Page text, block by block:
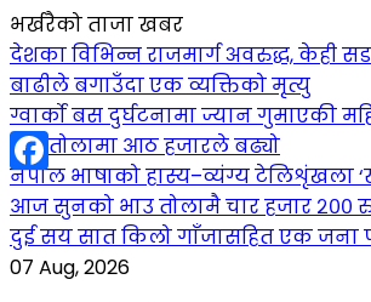
भर्खरैको ताजा खबर
देशका विभिन्न राजमार्ग अवरुद्ध, केही
बाढीले बगाउँदा एक व्यक्तिको मृत्यु
ग्वार्को बस दुर्घटनामा ज्यान गुमाएकी
सुन तोलामा आठ हजारले बढ्यो
नेपाल भाषाको हास्य–व्यंग्य टेलिशृंखला
आज सुनको भाउ तोलामै चार हजार २००
दुई सय सात किलो गाँजासहित एक जना
07 Aug, 2026
Facebook